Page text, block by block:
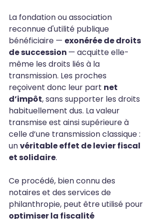
La fondation ou association
reconnue d'utilité publique
bénéficiaire — exonérée de droits
de succession — acquitte elle-
même les droits liés à la
transmission. Les proches
reçoivent donc leur part net
d’impôt, sans supporter les droits
habituellement dus. La valeur
transmise est ainsi supérieure à
celle d’une transmission classique :
un véritable effet de levier fiscal
et solidaire.
Ce procédé, bien connu des
notaires et des services de
philanthropie, peut être utilisé pour
optimiser la fiscalité